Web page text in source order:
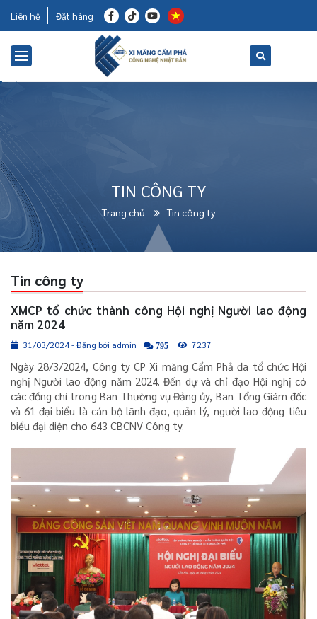
Liên hệ Đặt hàng
TIN CÔNG TY
Trang chủ Tin công ty
Tin công ty
XMCP tổ chức thành công Hội nghị Người lao động
năm 2024
31/03/2024 - Đăng bởi admin 795 7237
Ngày 28/3/2024, Công ty CP Xi măng Cẩm Phả đã tổ chức Hội
nghị Người lao động năm 2024. Đến dự và chỉ đạo Hội nghị có
các đồng chí trong Ban Thường vụ Đảng ủy, Ban Tổng Giám đốc
và 61 đại biểu là cán bộ lãnh đạo, quản lý, người lao động tiêu
biểu đại diện cho 643 CBCNV Công ty.